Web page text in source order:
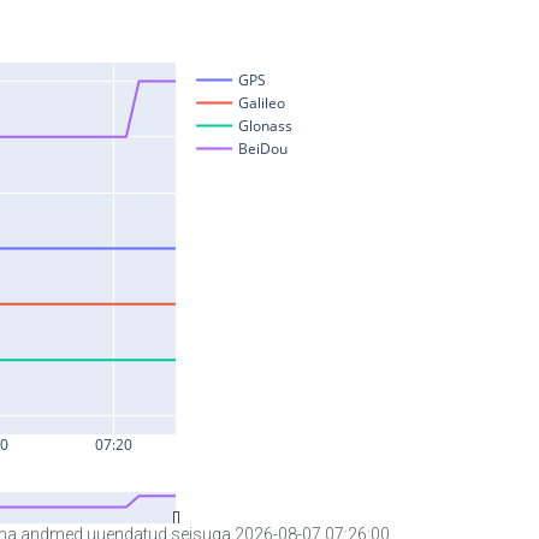
andmed uuendatud seisuga 2026-08-07 07:26:00